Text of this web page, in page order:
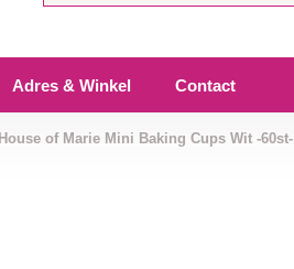
Adres & Winkel Contact
House of Marie Mini Baking Cups Wit -60st-